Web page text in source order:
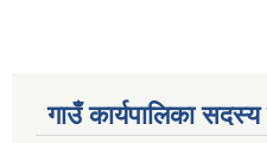
गाउँ कार्यपालिका